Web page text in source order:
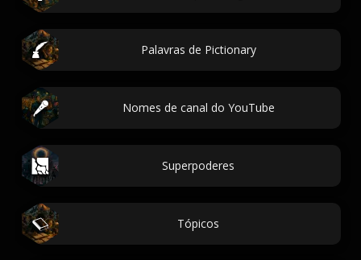
Palavras de Pictionary
Nomes de canal do YouTube
Superpoderes
Tópicos